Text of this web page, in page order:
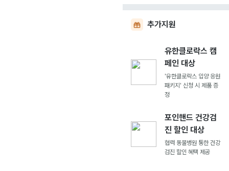
추가지원
유한클로락스 캠
페인 대상
'유한클로락스 입양 응원
패키지' 신청 시 제품 증
정
포인핸드 건강검
진 할인 대상
협력 동물병원 통한 건강
검진 할인 혜택 제공